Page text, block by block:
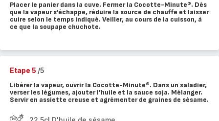
Placer le panier dans la cuve. Fermer la Cocotte-Minute®. Dès
que la vapeur s’échappe, réduire la source de chauffe et laisser
cuire selon le temps indiqué. Veiller, au cours de la cuisson, à
ce que la soupape chuchote.
Etape 5 /5
Libérer la vapeur, ouvrir la Cocotte-Minute®. Dans un saladier,
verser les légumes, ajouter l’huile et la sauce soja. Mélanger.
Servir en assiette creuse et agrémenter de graines de sésame.